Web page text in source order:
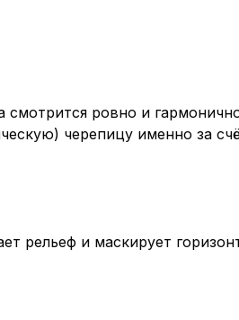
ровно и
черепицу именно за
рельеф и маскирует